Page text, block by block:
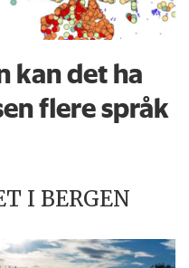
kan det ha
flere språk
I BERGEN